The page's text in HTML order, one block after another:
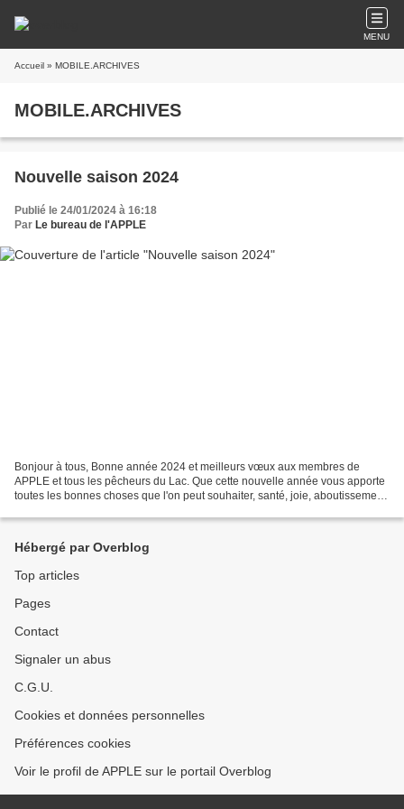
MENU
Accueil » MOBILE.ARCHIVES
MOBILE.ARCHIVES
Nouvelle saison 2024
Publié le 24/01/2024 à 16:18
Par Le bureau de l'APPLE
Bonjour à tous, Bonne année 2024 et meilleurs vœux aux membres de
APPLE et tous les pêcheurs du Lac. Que cette nouvelle année vous apporte
toutes les bonnes choses que l'on peut souhaiter, santé, joie, aboutissement
Hébergé par Overblog
Top articles
Pages
Contact
Signaler un abus
C.G.U.
Cookies et données personnelles
Préférences cookies
Voir le profil de APPLE sur le portail Overblog